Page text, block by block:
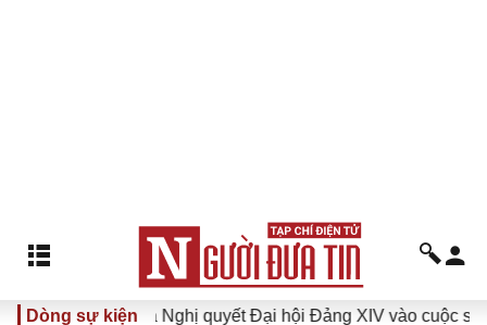
Dòng sự kiện
Đưa Nghị quyết Đại hội Đảng XIV vào cuộc sống